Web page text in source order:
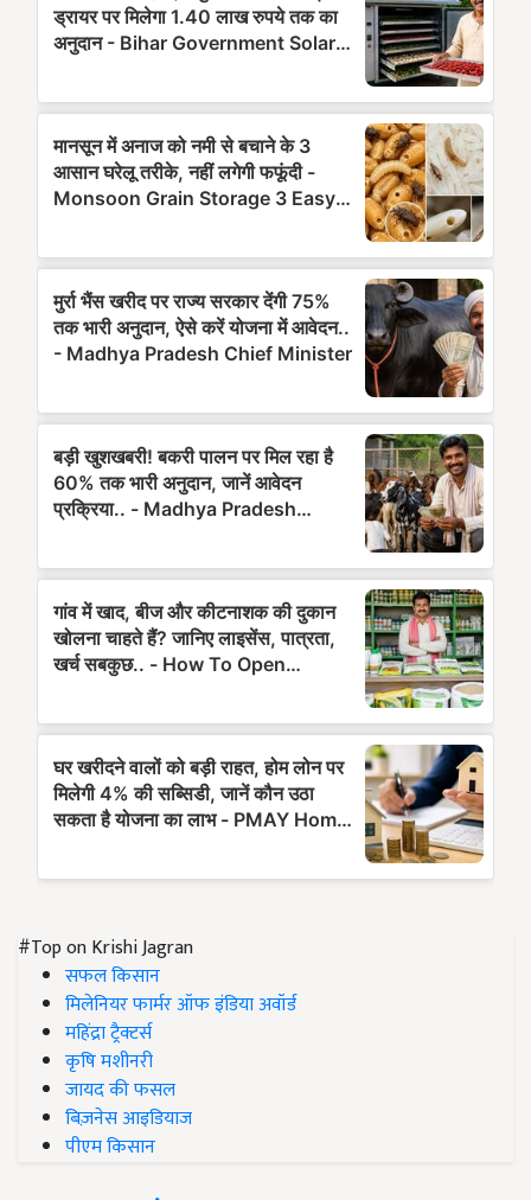
#Top on Krishi Jagran
सफल किसान
मिलेनियर फार्मर ऑफ इंडिया अवॉर्ड
महिंद्रा ट्रैक्टर्स
कृषि मशीनरी
जायद की फसल
बिज़नेस आइडियाज
पीएम किसान